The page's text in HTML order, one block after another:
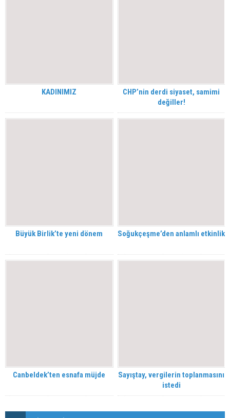
KADINIMIZ
CHP’nin derdi siyaset, samimi
değiller!
Büyük Birlik’te yeni dönem Soğukçeşme’den anlamlı etkinlik
Canbeldek’ten esnafa müjde
Sayıştay, vergilerin toplanmasını
istedi